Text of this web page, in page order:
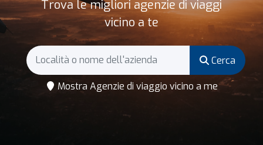
Trova le migliori agenzie di viaggi
vicino a te
Cerca
Mostra Agenzie di viaggio vicino a me